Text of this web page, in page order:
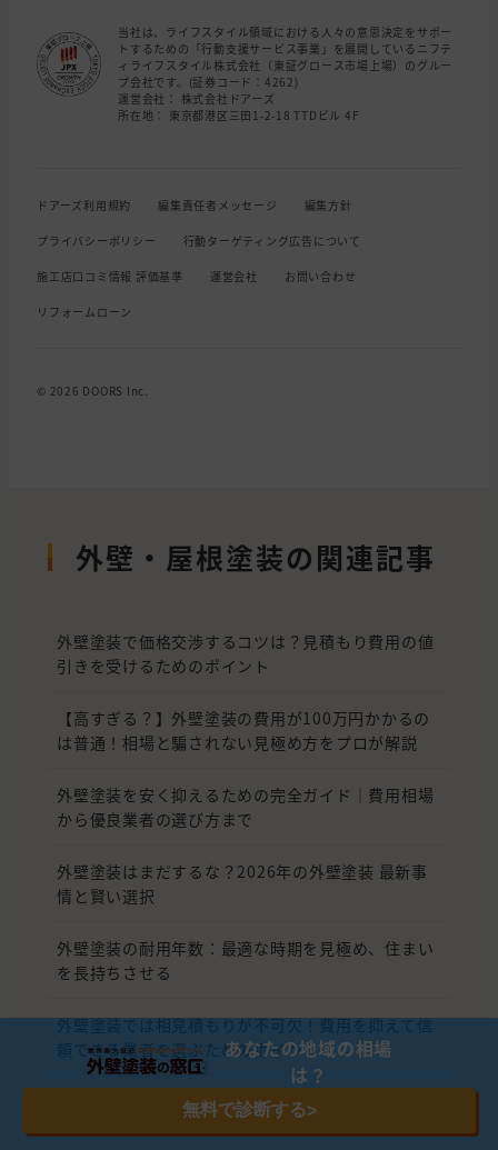
当社は、ライフスタイル領域における人々の意思決定をサポー
トするための「行動支援サービス事業」を展開しているニフテ
ィライフスタイル株式会社（東証グロース市場上場）のグルー
プ会社です。(証券コード：4262)
運営会社： 株式会社ドアーズ
所在地： 東京都港区三田1-2-18 TTDビル 4F
ドアーズ利用規約 編集責任者メッセージ 編集方針
プライバシーポリシー 行動ターゲティング広告について
施工店口コミ情報 評価基準 運営会社 お問い合わせ
リフォームローン
© 2026 DOORS Inc.
外壁・屋根塗装の関連記事
外壁塗装で価格交渉するコツは？見積もり費用の値
引きを受けるためのポイント
【高すぎる？】外壁塗装の費用が100万円かかるの
は普通！相場と騙されない見極め方をプロが解説
外壁塗装を安く抑えるための完全ガイド｜費用相場
から優良業者の選び方まで
外壁塗装はまだするな？2026年の外壁塗装 最新事
情と賢い選択
外壁塗装の耐用年数：最適な時期を見極め、住まい
を長持ちさせる
外壁塗装では相見積もりが不可欠！費用を抑えて信
頼できる業者を選ぶためのポイント
30坪の一戸建てを一変させる外壁塗装！いくらかか
る？相場から計算式、安く抑える秘訣まで徹底解剖
あなたの地域の相場
は？
無料で診断する>